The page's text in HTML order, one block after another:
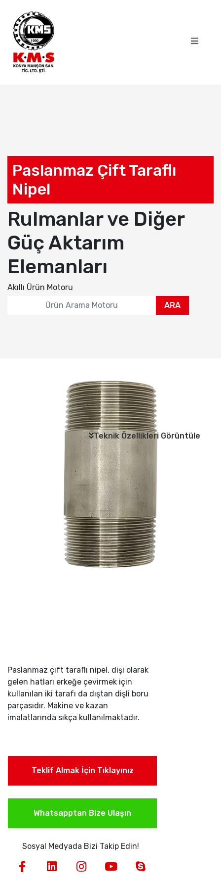
Teknik Özellikleri Görüntüle
Paslanmaz Çift Taraflı
Nipel
Rulmanlar ve Diğer
Güç Aktarım
Elemanları
Akıllı Ürün Motoru
ARA
Paslanmaz çift taraflı nipel, dişi olarak
gelen hatları erkeğe çevirmek için
kullanılan iki tarafı da dıştan dişli boru
parçasıdır. Makine ve kazan
imalatlarında sıkça kullanılmaktadır.
Teklif Almak İçin Tıklayınız
Whatsapptan Bize Ulaşın
Sosyal Medyada Bizi Takip Edin!